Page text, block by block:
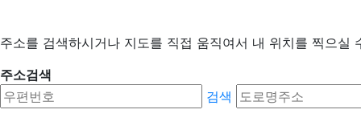
주소를 검색하시거나 지도를 직접 움직여서 내 위치를 찍으실
주소검색
검색